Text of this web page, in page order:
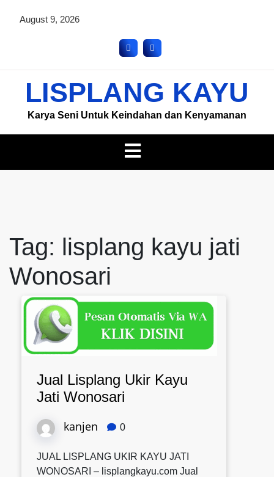
August 9, 2026
LISPLANG KAYU
Karya Seni Untuk Keindahan dan Kenyamanan
Tag: lisplang kayu jati
Wonosari
Jual Lisplang Ukir Kayu
Jati Wonosari
kanjen 0
JUAL LISPLANG UKIR KAYU JATI
WONOSARI – lisplangkayu.com Jual